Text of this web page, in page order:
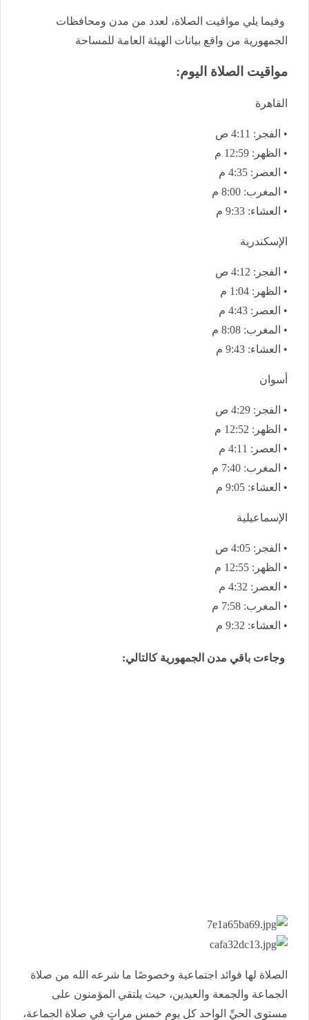
وفيما يلي مواقيت الصلاة، لعدد من مدن ومحافظات
الجمهورية من واقع بيانات الهيئة العامة للمساحة
مواقيت الصلاة اليوم:
القاهرة
• الفجر: 4:11 ص
• الظهر: 12:59 م
• العصر: 4:35 م
• المغرب: 8:00 م
• العشاء: 9:33 م
الإسكندرية
• الفجر: 4:12 ص
• الظهر: 1:04 م
• العصر: 4:43 م
• المغرب: 8:08 م
• العشاء: 9:43 م
أسوان
• الفجر: 4:29 ص
• الظهر: 12:52 م
• العصر: 4:11 م
• المغرب: 7:40 م
• العشاء: 9:05 م
الإسماعيلية
• الفجر: 4:05 ص
• الظهر: 12:55 م
• العصر: 4:32 م
• المغرب: 7:58 م
• العشاء: 9:32 م
وجاءت باقي مدن الجمهورية كالتالي:
الصلاة لها فوائد اجتماعية وخصوصًا ما شرعه الله من صلاة
الجماعة والجمعة والعيدين، حيث يلتقي المؤمنون على
مستوى الحيِّ الواحد كل يومٍ خمس مراتٍ في صلاة الجماعة،